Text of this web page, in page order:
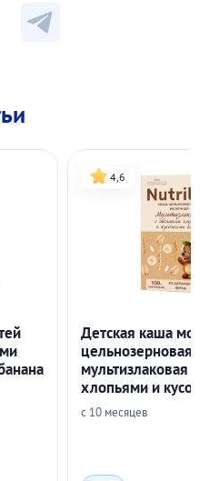
4,6
Детская каша
цельнозерновая
мультизлаковая с
хлопьями и
с 10 месяцев